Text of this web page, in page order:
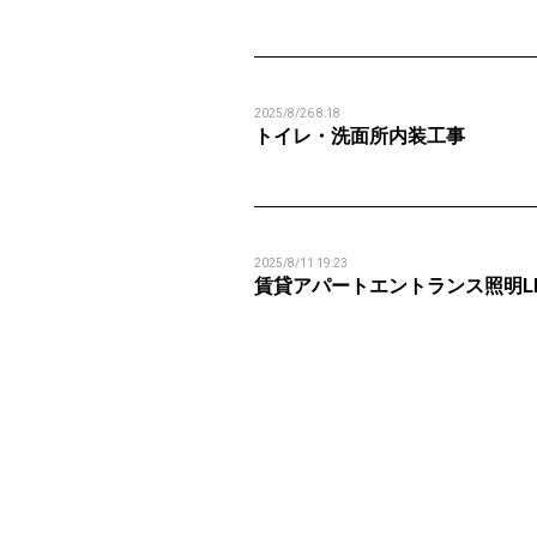
2025/8/26 8:18
トイレ・洗面所内装工事
2025/8/11 19:23
賃貸アパートエントランス照明